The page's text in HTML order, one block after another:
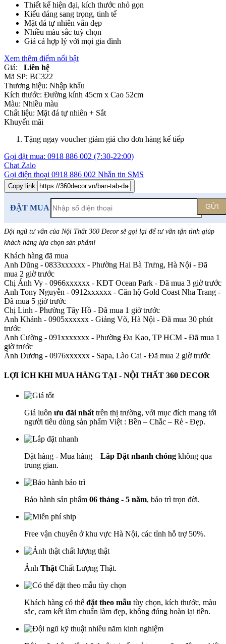
Thiết kế hiện đại, kích thước nhỏ gọn
Kiểu dáng sang trọng, tinh tế
Mặt đá tự nhiên vân đẹp
Nhiều màu sắc tuỳ chọn
Giá cả hợp lý với mọi gia đình
Xem thêm điểm nổi bật
Giá:
Liên hệ
Mã SP: BC322
Thương hiệu: Nhập khẩu
Kích thước: Đường kính 45cm x Cao 52cm
Màu: Nhiều màu
Chất liệu: Mặt đá tự nhiên + Sắt
Khuyến mãi
Tặng ngay voucher giảm giá cho đơn hàng kế tiếp
Gọi đặt mua: 0918 886 002 (7:30-22:00)
Chat Zalo
Gọi điện thoại 0918 886 002 Nhắn tin SMS
Copy link
ĐẶT MUA GỬI
Đội ngũ tư vấn của Nội Thất 360 Decor sẽ gọi lại để tư vấn tận tình giúp
khách hàng lựa chọn sản phẩm!
Khách hàng đã mua
Anh Dũng - 0833xxxxxx - Phường Hai Bà Trưng, Hà Nội - Đã
mua 2 giờ trước
Chị Ánh Vy - 0966xxxxxx - KĐT Ocean Park - Đã mua 3 giờ trước
Anh Tony Nguyễn - 0912xxxxxx - Căn hộ Gold Coast Nha Trang -
Đã mua 5 giờ trước
Chị Linh - Phường Tây Hồ - Đã mua 1 giờ trước
Anh Khánh - 0905xxxxxx - Giảng Võ, Hà Nội - Đã mua 30 phút
trước
Anh Cường - 091xxxxxxx - Phường Đa Kao, TP HCM - Đã mua 1
giờ trước
Ánh Dương - 0976xxxxxx - Sapa, Lào Cai - Đã mua 2 giờ trước
LỢI ÍCH KHI MUA HÀNG TẠI - NỘI THẤT 360 DECOR
Giá luôn ưu đãi nhất trên thị trường, với mục đích mang tới
người tiêu dùng sản phẩm Việt : Bền – Chắc – Rẻ - Đẹp.
Đặt hàng - Mua hàng – Lắp Đặt nhanh chóng không qua
trung gian.
Bảo hành sản phẩm 06 tháng - 5 năm, bảo trì trọn đời.
Free vận chuyển ở khu vực Hà Nội, các tỉnh hỗ trợ 50%.
Ảnh Thật Chất Lượng Thật.
Khách hàng có thể đặt theo mẫu tùy chọn, kích thước, màu
sắc, cam kết làm chuẩn làm đẹp, không đúng hoàn lại tiền.